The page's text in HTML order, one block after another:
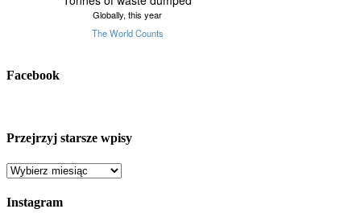
Facebook
Przejrzyj starsze wpisy
Przejrzyj
wpisy
Instagram